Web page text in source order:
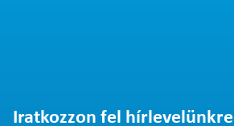
Iratkozzon fel hírlevelünkre